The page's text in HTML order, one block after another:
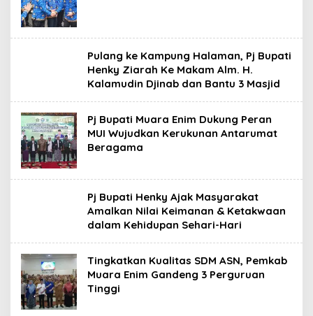
Pulang ke Kampung Halaman, Pj Bupati
Henky Ziarah Ke Makam Alm. H.
Kalamudin Djinab dan Bantu 3 Masjid
Pj Bupati Muara Enim Dukung Peran
MUI Wujudkan Kerukunan Antarumat
Beragama
Pj Bupati Henky Ajak Masyarakat
Amalkan Nilai Keimanan & Ketakwaan
dalam Kehidupan Sehari-Hari
Tingkatkan Kualitas SDM ASN, Pemkab
Muara Enim Gandeng 3 Perguruan
Tinggi